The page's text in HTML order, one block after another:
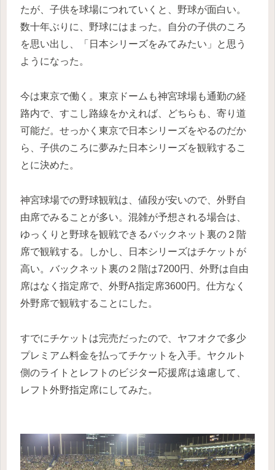
たが、子供を球場につれていくと、野球が面白い。
数十年ぶりに、野球にはまった。自分の子供のころ
を思い出し、「日本シリーズをみてみたい」と思う
ようになった。
今は東京で働く。東京ドームも神宮球場も通勤の経
路内で、すこし路線をかえれば、どちらも、寄り道
可能だ。せっかく東京で日本シリーズをやるのだか
ら、子供のころに夢みた日本シリーズを観戦するこ
とに決めた。
神宮球場での野球観戦は、値段が安いので、外野自
由席でみることが多い。混雑が予想される場合は、
ゆっくりと野球を観戦できるバックネット裏の２階
席で観戦する。しかし、日本シリーズはチケットが
高い。バックネット裏の２階は7200円、外野は自由
席はなく指定席で、外野A指定席3600円。仕方なく
外野席で観戦することにした。
すでにチケットは完売だったので、ヤフオクで多少
プレミアム料金を払ってチケットを入手。ヤクルト
側のライトとレフトのビジター応援席は遠慮して、
レフト外野指定席にしてみた。